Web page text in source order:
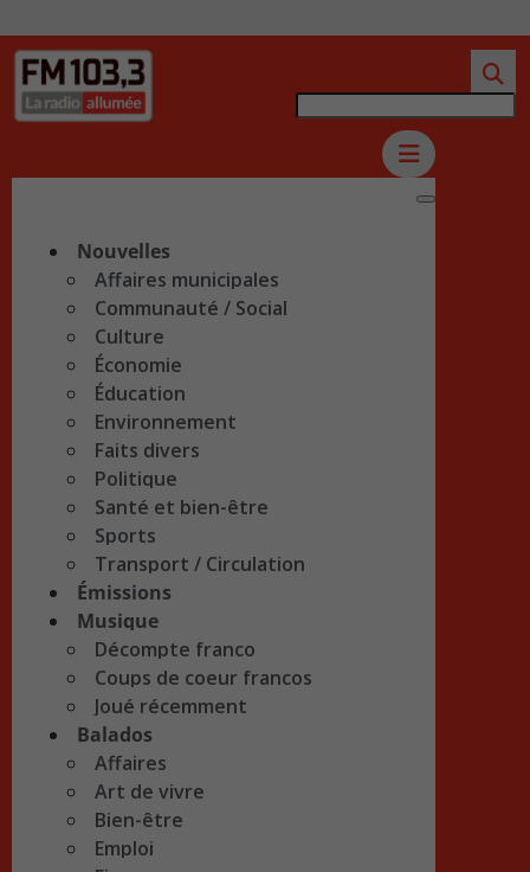
Nouvelles
Affaires municipales
Communauté / Social
Culture
Économie
Éducation
Environnement
Faits divers
Politique
Santé et bien-être
Sports
Transport / Circulation
Émissions
Musique
Décompte franco
Coups de coeur francos
Joué récemment
Balados
Affaires
Art de vivre
Bien-être
Emploi